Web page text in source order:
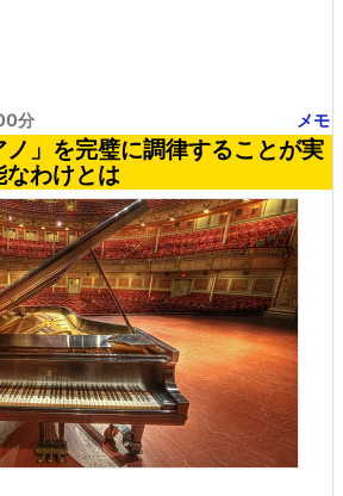
分 メモ
」を完璧に調律することが実
なわけとは